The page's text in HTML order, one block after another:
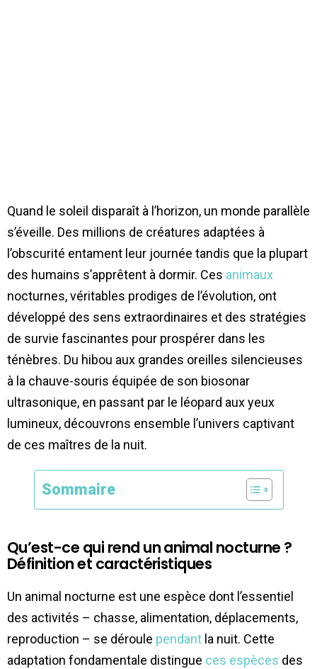
Quand le soleil disparaît à l’horizon, un monde parallèle
s’éveille. Des millions de créatures adaptées à
l’obscurité entament leur journée tandis que la plupart
des humains s’apprêtent à dormir. Ces animaux
nocturnes, véritables prodiges de l’évolution, ont
développé des sens extraordinaires et des stratégies
de survie fascinantes pour prospérer dans les
ténèbres. Du hibou aux grandes oreilles silencieuses
à la chauve-souris équipée de son biosonar
ultrasonique, en passant par le léopard aux yeux
lumineux, découvrons ensemble l’univers captivant
de ces maîtres de la nuit.
Sommaire
Qu’est-ce qui rend un animal nocturne ?
Définition et caractéristiques
Un animal nocturne est une espèce dont l’essentiel
des activités – chasse, alimentation, déplacements,
reproduction – se déroule pendant la nuit. Cette
adaptation fondamentale distingue ces espèces des